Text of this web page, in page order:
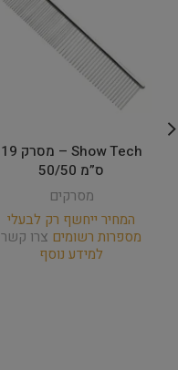
Show Tech – מסרק 19
ס”מ 50/50
מסרקים
המחיר ייחשף רק לבעלי
מספרות רשומים צרו קשר
למידע נוסף